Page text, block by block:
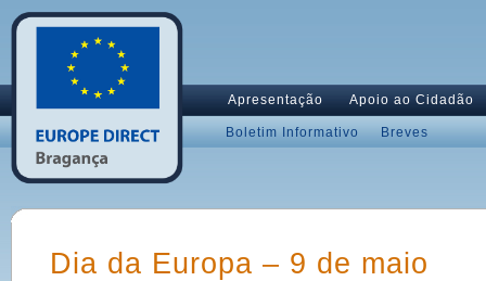
Apresentação Apoio ao Cidadão
Boletim Informativo Breves
Dia da Europa – 9 de maio